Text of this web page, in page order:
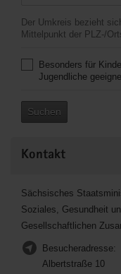
Der Umkreis bezieht
Mittelpunkt der PLZ-/
Besonders für
Jugendliche
Suchen
Kontakt
Sächsisches
Soziales, Gesundheit
Gesellschaftlichen
Besucheradresse:
Albertstraße 10